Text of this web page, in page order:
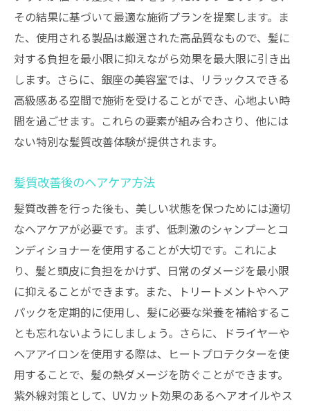
経験豊富なスタッフが提案する最適な髪質改善
プラン
髪質改善プランのカスタマイズ方法
個々の髪質に合わせた施術内容の提案
スタッフの豊富な知識と経験が生む信頼
髪質改善プランの進め方と効果の確認
お客様の声を反映したプランニング
縮毛矯正で髪のダメージを最小限に抑える秘訣
縮毛矯正前に行うべきヘアケア
ダメージを抑える縮毛矯正の技術
髪質改善を目的とした製品の選び方
縮毛矯正の頻度とダメージの関係
髪質改善に効果的なホームケアアドバイス
最新技術で実現する美しいストレートヘア
最新の縮毛矯正技術の紹介
新技術で得られるストレートヘアの特徴
その結果に基づいて最適な施術プランを提案します。ま
た、使用される製品は厳選された高品質なもので、髪に
対する負担を最小限に抑えながら効果を最大限に引き出
します。さらに、銀座の美容室では、リラックスできる
高級感ある空間で施術を受けることができ、心地よい時
間を過ごせます。これらの要素が組み合わさり、他には
ない特別な髪質改善体験が提供されます。
髪質改善後のヘアケア方法
髪質改善を行った後も、美しい状態を保つためには適切
なヘアケアが必要です。まず、低刺激のシャンプーとコ
ンディショナーを使用することが大切です。これによ
り、髪と頭皮に負担をかけず、日常のダメージを最小限
に抑えることができます。また、トリートメントやヘア
パックを定期的に使用し、髪に必要な栄養を補給するこ
とも忘れないようにしましょう。さらに、ドライヤーや
ヘアアイロンを使用する際は、ヒートプロテクターを使
用することで、髪の熱ダメージを防ぐことができます。
紫外線対策として、UVカット効果のあるヘアオイルやス